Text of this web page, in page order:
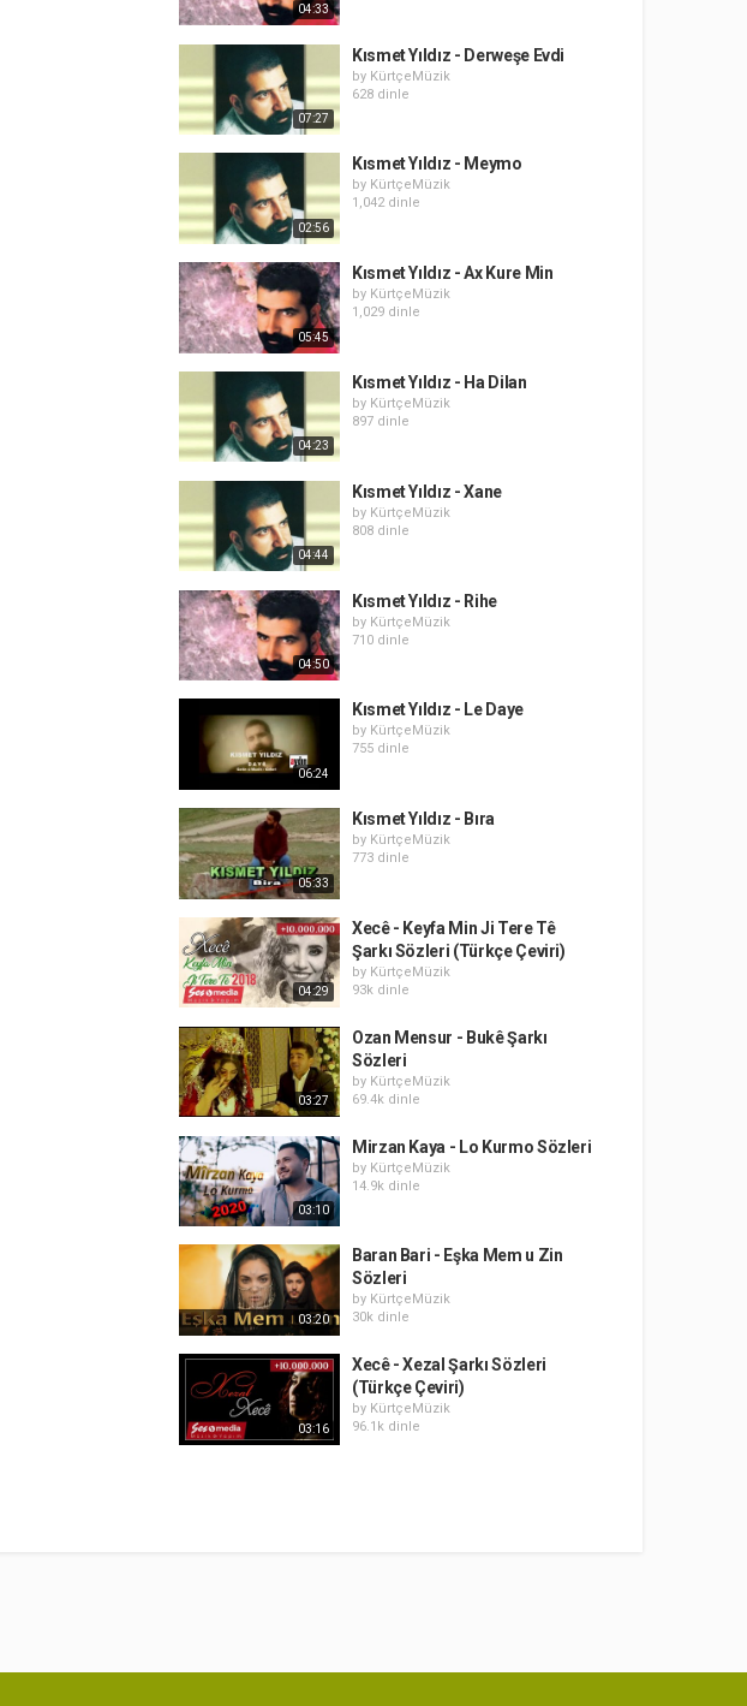
04:33
07:27
Kısmet Yıldız - Derweşe Evdi
by KürtçeMüzik
628 dinle
02:56
Kısmet Yıldız - Meymo
by KürtçeMüzik
1,042 dinle
05:45
Kısmet Yıldız - Ax Kure Min
by KürtçeMüzik
1,029 dinle
04:23
Kısmet Yıldız - Ha Dilan
by KürtçeMüzik
897 dinle
04:44
Kısmet Yıldız - Xane
by KürtçeMüzik
808 dinle
04:50
Kısmet Yıldız - Rihe
by KürtçeMüzik
710 dinle
06:24
Kısmet Yıldız - Le Daye
by KürtçeMüzik
755 dinle
05:33
Kısmet Yıldız - Bıra
by KürtçeMüzik
773 dinle
04:29
Xecê - Keyfa Min Ji Tere Tê
Şarkı Sözleri (Türkçe Çeviri)
by KürtçeMüzik
93k dinle
03:27
Ozan Mensur - Bukê Şarkı
Sözleri
by KürtçeMüzik
69.4k dinle
03:10
Mirzan Kaya - Lo Kurmo Sözleri
by KürtçeMüzik
14.9k dinle
03:20
Baran Bari - Eşka Mem u Zin
Sözleri
by KürtçeMüzik
30k dinle
03:16
Xecê - Xezal Şarkı Sözleri
(Türkçe Çeviri)
by KürtçeMüzik
96.1k dinle